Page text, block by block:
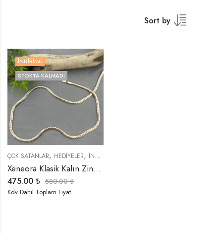
Sort by
İNDIRIMLI
STOKTA KALMADI
ÇOK SATANLAR, HEDIYELER, İNDIRIMLI ÜRÜNLER
Xeneora Klasik Kalın Zincir Kolye
475.00 ₺ 580.00₺
Kdv Dahil Toplam Fiyat